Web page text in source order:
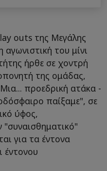
outs της Μεγάλης
αγωνιστική του μίνι
ήρθε σε χοντρή
της ομάδας,
προεδρική ατάκα -
παίξαμε", σε
ύφος,
για τα έντονα
έντονου